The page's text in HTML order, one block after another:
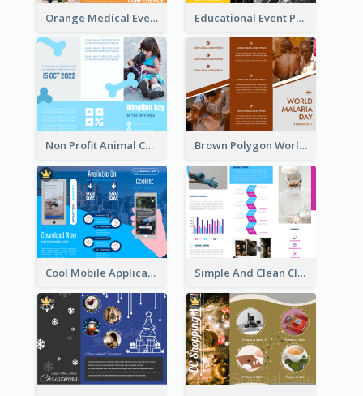
Orange Medical Event Program Tri Fold Brochure Educational Event Program Bi Fold Brochure
Non Profit Animal Community Tri Fold Brochure Brown Polygon World Malaria Day Brochure
Cool Mobile Application Promotional Brochure Design Simple And Clean Clinic Brochure Design Ideas